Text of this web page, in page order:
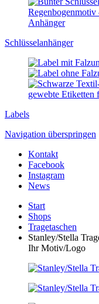
Schlüssel­anhänger
Labels
Navigation überspringen
Kontakt
Facebook
Instagram
News
Start
Shops
Tragetaschen
Stanley/Stella
Ihr Motiv/Logo